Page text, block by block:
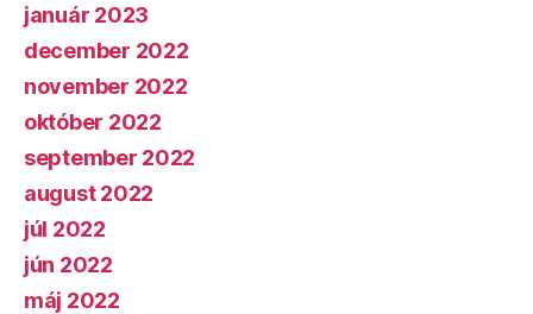
január 2023
december 2022
november 2022
október 2022
september 2022
august 2022
júl 2022
jún 2022
máj 2022